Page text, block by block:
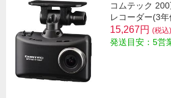
コムテック
レコーダー(3
15,267円 (税込)
発送目安：5営